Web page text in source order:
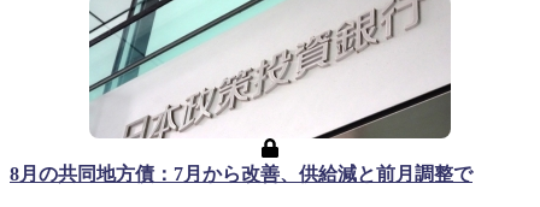
8月の共同地方債：7月から改善、供給減と前月調整で